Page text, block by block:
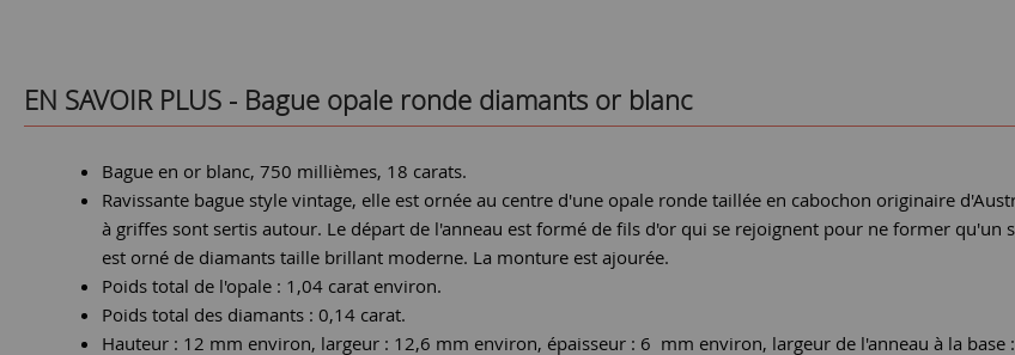
EN SAVOIR PLUS - Bague opale ronde diamants or blanc
Bague en or blanc, 750 millièmes, 18 carats.
Ravissante bague style vintage, elle est ornée au centre d'une opale ronde taillée en cabochon originaire
à griffes sont sertis autour. Le départ de l'anneau est formé de fils d'or qui se rejoignent pour ne former
est orné de diamants taille brillant moderne. La monture est ajourée.
Poids total de l'opale : 1,04 carat environ.
Poids total des diamants : 0,14 carat.
Hauteur : 12 mm environ, largeur : 12,6 mm environ, épaisseur : 6 mm environ, largeur de l'anneau à la base